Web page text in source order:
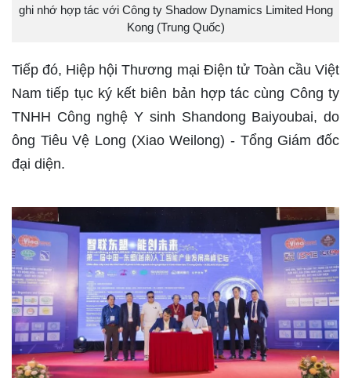
ghi nhớ hợp tác với Công ty Shadow Dynamics Limited Hong
Kong (Trung Quốc)
Tiếp đó, Hiệp hội Thương mại Điện tử Toàn cầu Việt
Nam tiếp tục ký kết biên bản hợp tác cùng Công ty
TNHH Công nghệ Y sinh Shandong Baiyoubai, do
ông Tiêu Vệ Long (Xiao Weilong) - Tổng Giám đốc
đại diện.